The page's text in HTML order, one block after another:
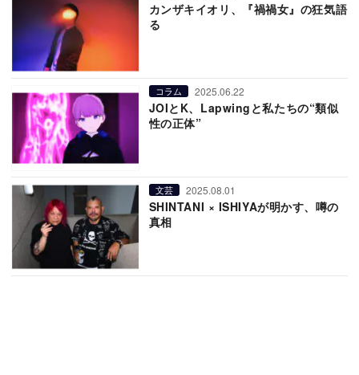
カンザキイオリ、『禍禍女』の狂気語
る
コラム 2025.06.22
JOIとK、Lapwingと私たちの“類似
性の正体”
文芸 2025.08.01
SHINTANI × ISHIYAが明かす、噂の
真相